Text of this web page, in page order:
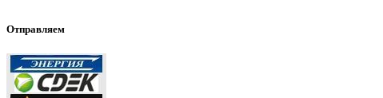
Отправляем